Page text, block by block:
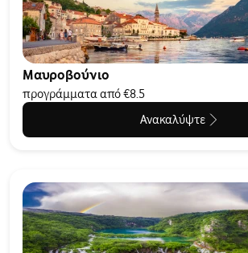
Μαυροβούνιο
προγράμματα από €8.5
Ανακαλύψτε